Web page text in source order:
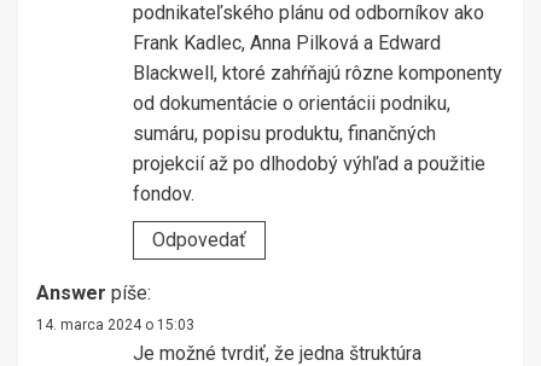
podnikateľského plánu od odborníkov ako
Frank Kadlec, Anna Pilková a Edward
Blackwell, ktoré zahŕňajú rôzne komponenty
od dokumentácie o orientácii podniku,
sumáru, popisu produktu, finančných
projekcií až po dlhodobý výhľad a použitie
fondov.
Odpovedať
Answer píše:
14. marca 2024 o 15:03
Je možné tvrdiť, že jedna štruktúra